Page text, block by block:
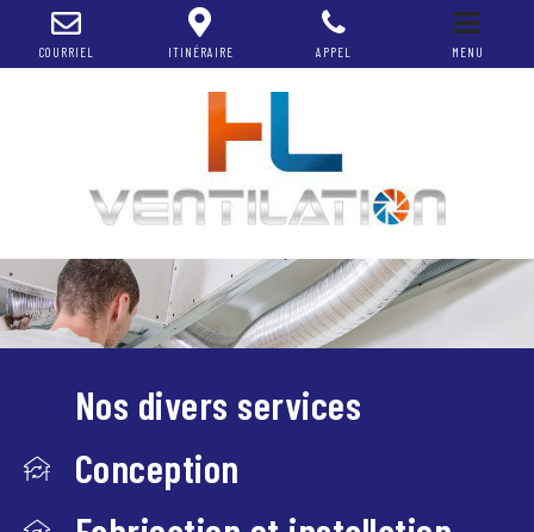
COURRIEL ITINÉRAIRE APPEL MENU
Nos divers services
Conception